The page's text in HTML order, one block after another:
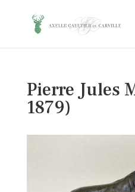
Pierre Jules
1879)